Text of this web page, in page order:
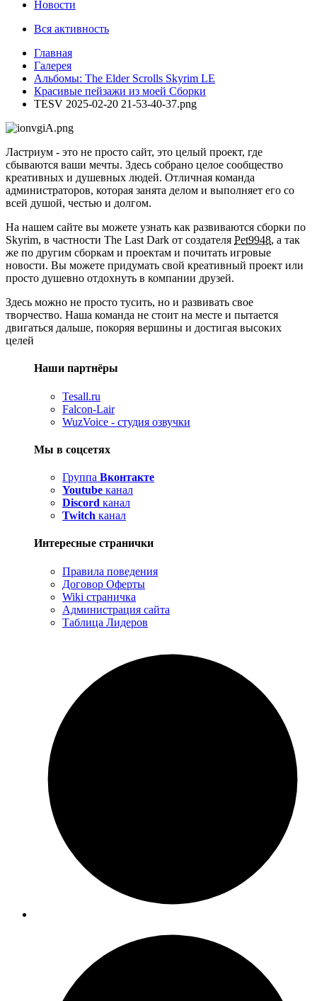
Новости
Вся активность
Главная
Галерея
Альбомы: The Elder Scrolls Skyrim LE
Красивые пейзажи из моей Сборки
TESV 2025-02-20 21-53-40-37.png
Ластриум - это не просто сайт, это целый проект, где
сбываются ваши мечты. Здесь собрано целое сообщество
креативных и душевных людей. Отличная команда
администраторов, которая занята делом и выполняет его со
всей душой, честью и долгом.
На нашем сайте вы можете узнать как развиваются сборки по
Skyrim, в частности The Last Dark от создателя Pet9948, а так
же по другим сборкам и проектам и почитать игровые
новости. Вы можете придумать свой креативный проект или
просто душевно отдохнуть в компании друзей.
Здесь можно не просто тусить, но и развивать свое
творчество. Наша команда не стоит на месте и пытается
двигаться дальше, покоряя вершины и достигая высоких
целей
Наши партнёры
Tesall.ru
Falcon-Lair
WuzVoice - студия озвучки
Мы в соцсетях
Группа Вконтакте
Youtube канал
Discord канал
Twitch канал
Интересные странички
Правила поведения
Договор Оферты
Wiki страничка
Администрация сайта
Таблица Лидеров